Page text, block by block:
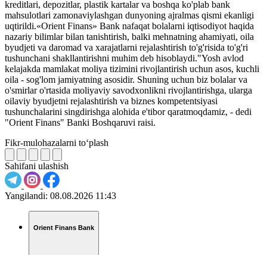
kreditlari, depozitlar, plastik kartalar va boshqa ko'plab bank
mahsulotlari zamonaviylashgan dunyoning ajralmas qismi ekanligi
uqtirildi.«Orient Finans» Bank nafaqat bolalarni iqtisodiyot haqida
nazariy bilimlar bilan tanishtirish, balki mehnatning ahamiyati, oila
byudjeti va daromad va xarajatlarni rejalashtirish to'g'risida to'g'ri
tushunchani shakllantirishni muhim deb hisoblaydi."Yosh avlod
kelajakda mamlakat moliya tizimini rivojlantirish uchun asos, kuchli
oila - sog'lom jamiyatning asosidir. Shuning uchun biz bolalar va
o'smirlar o'rtasida moliyaviy savodxonlikni rivojlantirishga, ularga
oilaviy byudjetni rejalashtirish va biznes kompetentsiyasi
tushunchalarini singdirishga alohida e'tibor qaratmoqdamiz, - dedi
"Orient Finans" Banki Boshqaruvi raisi.
Fikr-mulohazalarni to‘plash
Sahifani ulashish
Yangilandi: 08.08.2026 11:43
Orient Finans Bank